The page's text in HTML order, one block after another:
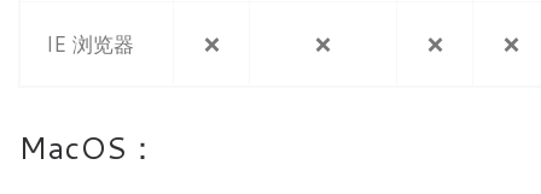
IE 浏览器 ❌ ❌ ❌ ❌
MacOS：